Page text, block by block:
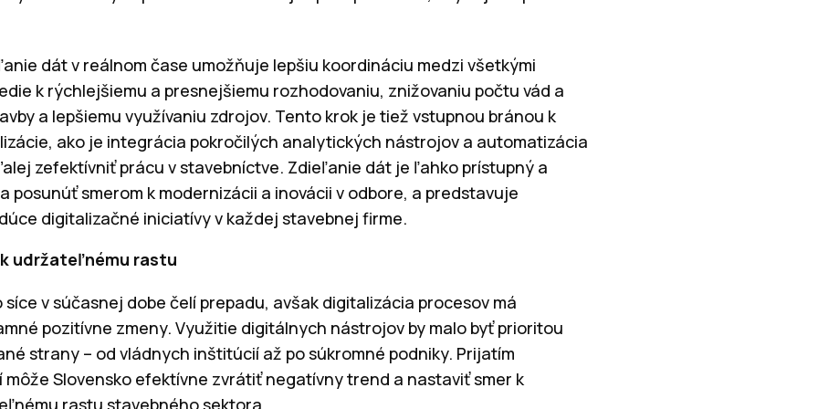
dát v reálnom čase umožňuje lepšiu koordináciu medzi všetkými
k rýchlejšiemu a presnejšiemu rozhodovaniu, znižovaniu počtu vád a
a lepšiemu využívaniu zdrojov. Tento krok je tiež vstupnou bránou k
ako je integrácia pokročilých analytických nástrojov a automatizácia
zefektívniť prácu v stavebníctve. Zdieľanie dát je ľahko prístupný a
posunúť smerom k modernizácii a inovácii v odbore, a predstavuje
digitalizačné iniciatívy v každej stavebnej firme.
udržateľnému rastu
v súčasnej dobe čelí prepadu, avšak digitalizácia procesov má
pozitívne zmeny. Využitie digitálnych nástrojov by malo byť prioritou
strany – od vládnych inštitúcií až po súkromné podniky. Prijatím
Slovensko efektívne zvrátiť negatívny trend a nastaviť smer k
rastu stavebného sektora.